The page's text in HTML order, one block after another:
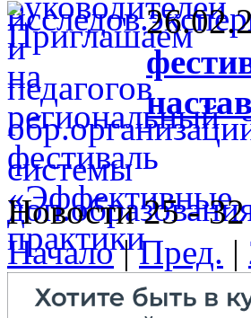
Новости 25 - 32
Начало|Пред. |